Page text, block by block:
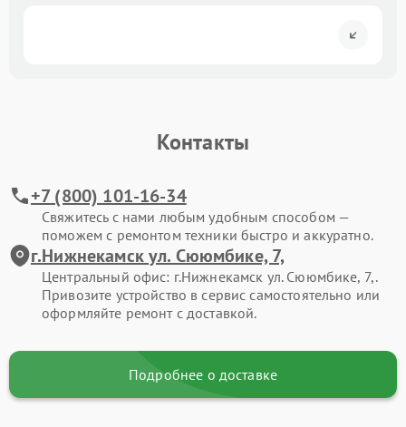
Контакты
+7 (800) 101-16-34
Свяжитесь с нами любым удобным способом —
поможем с ремонтом техники быстро и аккуратно.
г.Нижнекамск ул. Сююмбике, 7,
Центральный офис: г.Нижнекамск ул. Сююмбике, 7,.
Привозите устройство в сервис самостоятельно или
оформляйте ремонт с доставкой.
Подробнее о доставке